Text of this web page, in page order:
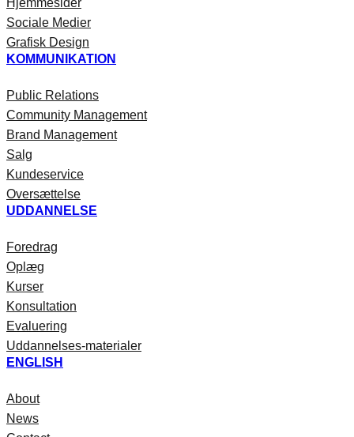
Hjemmesider
Sociale Medier
Grafisk Design
KOMMUNIKATION
Public Relations
Community Management
Brand Management
Salg
Kundeservice
Oversættelse
UDDANNELSE
Foredrag
Oplæg
Kurser
Konsultation
Evaluering
Uddannelses-materialer
ENGLISH
About
News